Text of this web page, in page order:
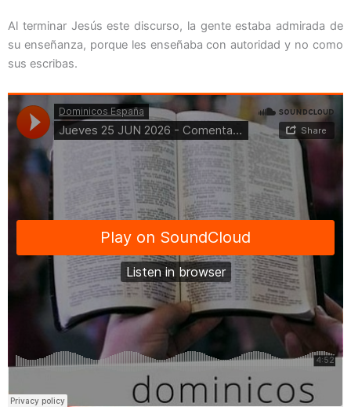
Al terminar Jesús este discurso, la gente estaba admirada de
su enseñanza, porque les enseñaba con autoridad y no como
sus escribas.